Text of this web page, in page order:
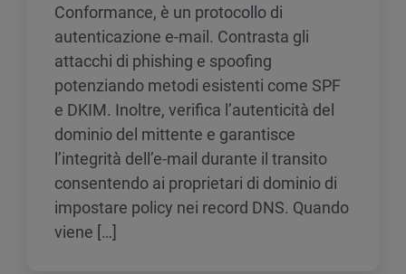
Conformance, è un protocollo di
autenticazione e-mail. Contrasta gli
attacchi di phishing e spoofing
potenziando metodi esistenti come SPF
e DKIM. Inoltre, verifica l’autenticità del
dominio del mittente e garantisce
l’integrità dell’e-mail durante il transito
consentendo ai proprietari di dominio di
impostare policy nei record DNS. Quando
viene […]